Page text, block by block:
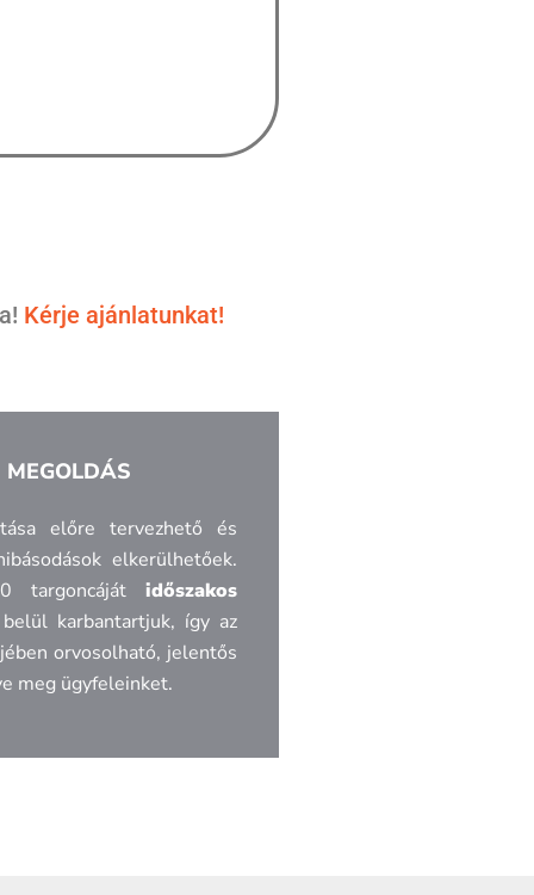
Kérje ajánlatunkat!
előre tervezhető és
elkerülhetőek.
targoncáját időszakos
karbantartjuk, így az
orvosolható, jelentős
meg ügyfeleinket.